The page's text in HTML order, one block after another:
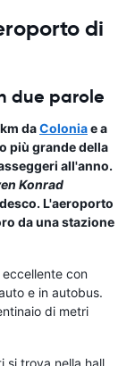
di
due parole
daColoniae a
più grande della
all'anno.
Konrad
L'aeroporto
da una stazione
con
e in autobus.
di metri
si trova nella hall